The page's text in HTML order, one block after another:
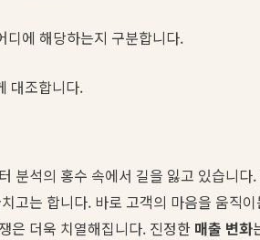
디에 해당하는지 구분합니다.
대조합니다.
분석의 홍수 속에서 길을 잃고 있습니다
고는 합니다. 바로 고객의 마음을 움직이
은 더욱 치열해집니다. 진정한 매출 변화